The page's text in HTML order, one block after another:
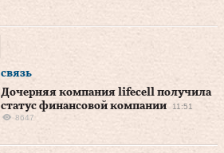
связь
Дочерняя компания lifecell получила
статус финансовой компании
11:51
8647